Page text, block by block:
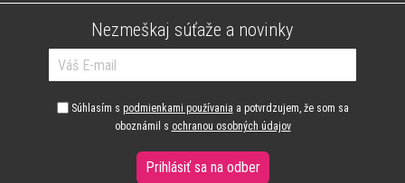
Nezmeškaj súťaže a novinky
Súhlasím s podmienkami používania a potvrdzujem, že som sa
oboznámil s ochranou osobných údajov
Prihlásiť sa na odber